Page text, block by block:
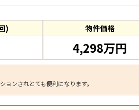
) 物件価格
4,298万円
ンされとても便利になります。